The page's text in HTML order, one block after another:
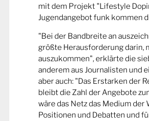
mit dem Projekt "Lifestyle
Jugendangebot funk kommen
"Bei der Bandbreite an
größte Herausforderung darin,
auszukommen", erklärte die
anderem aus Journalisten und
aber auch: "Das Erstarken der
bleibt die Zahl der Angebote
wäre das Netz das Medium der
Positionen und Debatten und